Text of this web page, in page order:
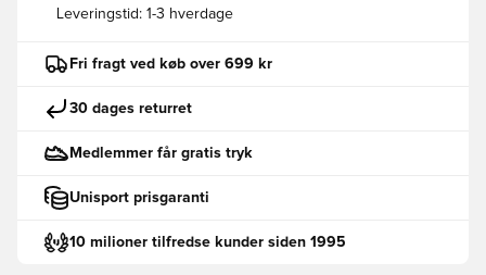
Leveringstid: 1-3 hverdage
Fri fragt ved køb over 699 kr
30 dages returret
Medlemmer får gratis tryk
Unisport prisgaranti
10 milioner tilfredse kunder siden 1995